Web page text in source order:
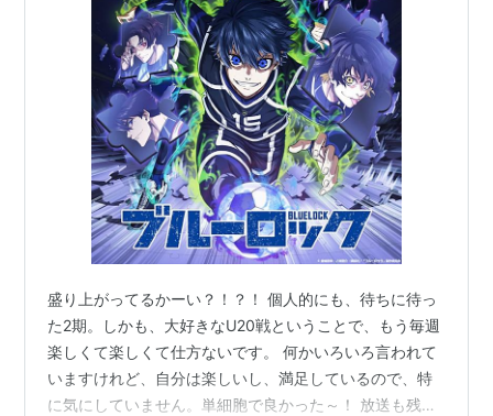
盛り上がってるかーい？！？！ 個人的にも、待ちに待っ
た2期。しかも、大好きなU20戦ということで、もう毎週
楽しくて楽しくて仕方ないです。 何かいろいろ言われて
いますけれど、自分は楽しいし、満足しているので、特
に気にしていません。単細胞で良かった～！ 放送も残す